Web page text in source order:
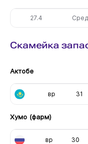
27.4
Скамейка
Актобе
вр 31
Хумо (фарм)
вр 30